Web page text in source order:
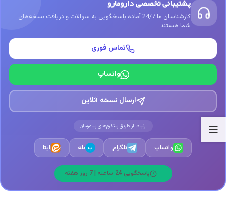
پشتیبانی تخصصی دارومارو
کارشناسان ما 24/7 آماده پاسخگویی به سوالات و دریافت نسخه‌های
شما هستند
تماس فوری
واتساپ
ارسال نسخه آنلاین
ارتباط از طریق پلتفرم‌های پیام‌رسان
واتساپ تلگرام ب بله ایتا
پاسخگویی 24 ساعته | 7 روز هفته